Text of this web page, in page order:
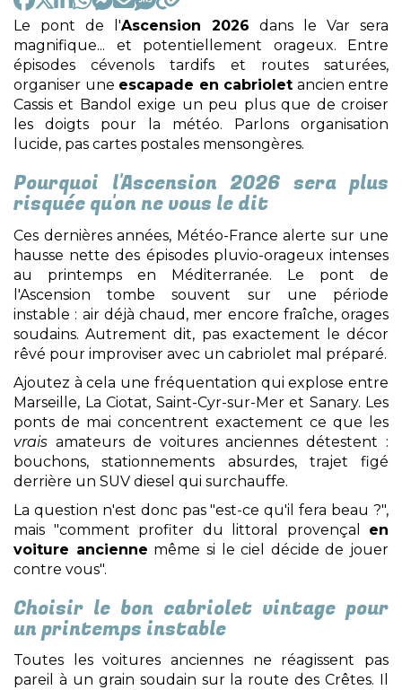
Le pont de l'Ascension 2026 dans le Var sera
magnifique... et potentiellement orageux. Entre
épisodes cévenols tardifs et routes saturées,
organiser une escapade en cabriolet ancien entre
Cassis et Bandol exige un peu plus que de croiser
les doigts pour la météo. Parlons organisation
lucide, pas cartes postales mensongères.
Pourquoi l'Ascension 2026 sera plus
risquée qu'on ne vous le dit
Ces dernières années, Météo-France alerte sur une
hausse nette des épisodes pluvio-orageux intenses
au printemps en Méditerranée. Le pont de
l'Ascension tombe souvent sur une période
instable : air déjà chaud, mer encore fraîche, orages
soudains. Autrement dit, pas exactement le décor
rêvé pour improviser avec un cabriolet mal préparé.
Ajoutez à cela une fréquentation qui explose entre
Marseille, La Ciotat, Saint-Cyr-sur-Mer et Sanary. Les
ponts de mai concentrent exactement ce que les
vrais amateurs de voitures anciennes détestent :
bouchons, stationnements absurdes, trajet figé
derrière un SUV diesel qui surchauffe.
La question n'est donc pas "est-ce qu'il fera beau ?",
mais "comment profiter du littoral provençal en
voiture ancienne même si le ciel décide de jouer
contre vous".
Choisir le bon cabriolet vintage pour
un printemps instable
Toutes les voitures anciennes ne réagissent pas
pareil à un grain soudain sur la route des Crêtes. Il